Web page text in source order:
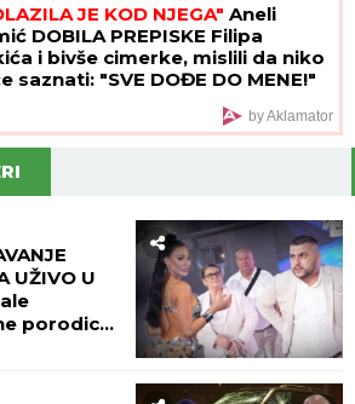
JE KOD NJEGA" Aneli
DOBILA PREPISKE Filipa
i bivše cimerke, mislili da niko
saznati: "SVE DOĐE DO MENE!"
by Aklamator
UŽIVO U
porodice